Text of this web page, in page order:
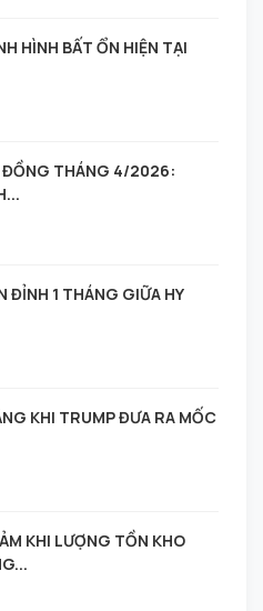
HÌNH BẤT ỔN HIỆN TẠI
ĐỒNG THÁNG 4/2026:
ĐỈNH 1 THÁNG GIỮA HY
KHI TRUMP ĐƯA RA MỐC
KHI LƯỢNG TỒN KHO